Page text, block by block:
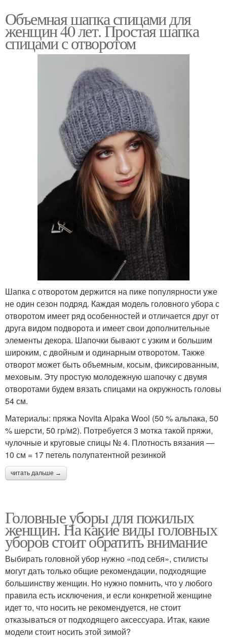
Объемная шапка спицами для
женщин 40 лет. Простая шапка
спицами с отворотом
Шапка с отворотом держится на пике популярности уже
не один сезон подряд. Каждая модель головного убора с
отворотом имеет ряд особенностей и отличается друг от
друга видом подворота и имеет свои дополнительные
элементы декора. Шапочки бывают с узким и большим
широким, с двойным и одинарным отворотом. Также
отворот может быть объемным, косым, фиксированным,
меховым. Эту простую молодежную шапочку с двумя
отворотами будем вязать спицами на окружность головы
54 см.
Материалы: пряжа Novita Alpaka Wool (50 % альпака, 50
% шерсти, 50 гр/м2). Потребуется 3 мотка такой пряжи,
чулочные и круговые спицы № 4. Плотность вязания —
10 см = 17 петель полупатентной резинкой
читать дальше →
Головные уборы для пожилых
женщин. На какие виды головных
уборов стоит обратить внимание
Выбирать головной убор нужно «под себя», стилисты
могут дать только общие рекомендации, подходящие
большинству женщин. Но нужно помнить, что у любого
правила есть исключения, и если конкретной женщине
идет то, что носить не рекомендуется, не стоит
отказываться от подходящего аксессуара. Итак, какие
модели стоит носить этой зимой?